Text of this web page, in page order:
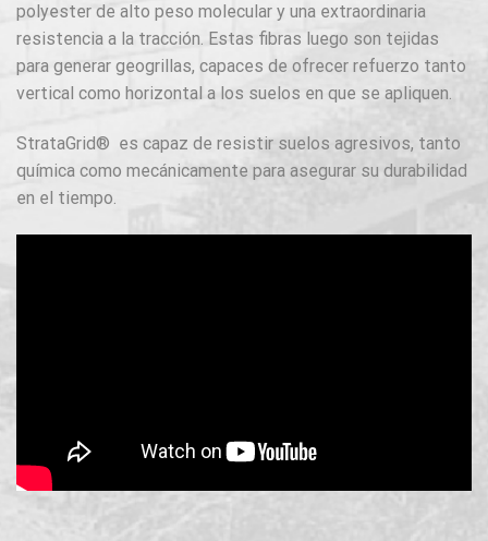
polyester de alto peso molecular y una extraordinaria
resistencia a la tracción. Estas fibras luego son tejidas
para generar geogrillas, capaces de ofrecer refuerzo tanto
vertical como horizontal a los suelos en que se apliquen.
StrataGrid® es capaz de resistir suelos agresivos, tanto
química como mecánicamente para asegurar su durabilidad
en el tiempo.